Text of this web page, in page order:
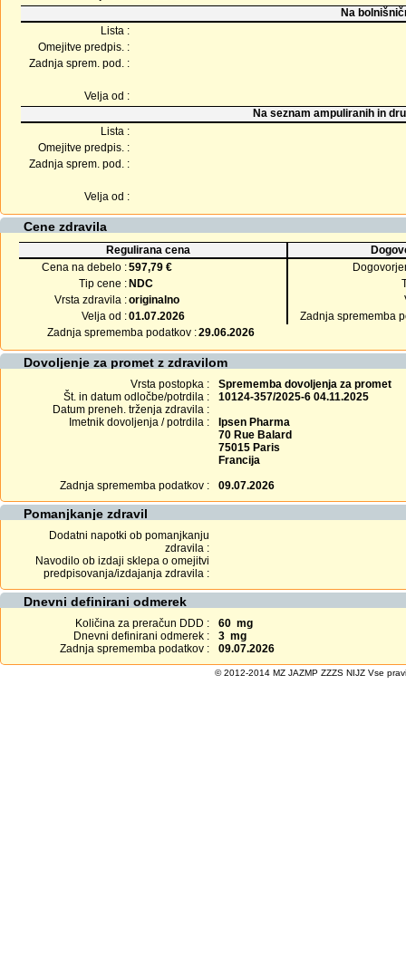
Na
Lista :
Omejitve predpis. :
Zadnja sprem. pod. :
Velja od :
Na seznam ampuliranih in
Lista :
Omejitve predpis. :
Zadnja sprem. pod. :
Velja od :
Cene zdravila
Regulirana cena
Cena na debelo :597,79 €
Tip cene : NDC
Vrsta zdravila :originalno
Velja od :01.07.2026
Zadnja sprememba
Zadnja sprememba podatkov :29.06.2026
Dovoljenje za promet z zdravilom
Vrsta postopka :
Sprememba dovoljenja za promet
Št. in datum odločbe/potrdila :
10124-357/2025-6 04.11.2025
Datum preneh. trženja zdravila :
Imetnik dovoljenja / potrdila :
Ipsen Pharma
70 Rue Balard
75015 Paris
Francija
Zadnja sprememba podatkov :
09.07.2026
Pomanjkanje zdravil
Dodatni napotki ob pomanjkanju
zdravila :
Navodilo ob izdaji sklepa o omejitvi
predpisovanja/izdajanja zdravila :
Dnevni definirani odmerek
Količina za preračun DDD :
60 mg
Dnevni definirani odmerek :
3 mg
Zadnja sprememba podatkov :
09.07.2026
© 2012-2014 MZ JAZMP ZZZS NIJZ Vse